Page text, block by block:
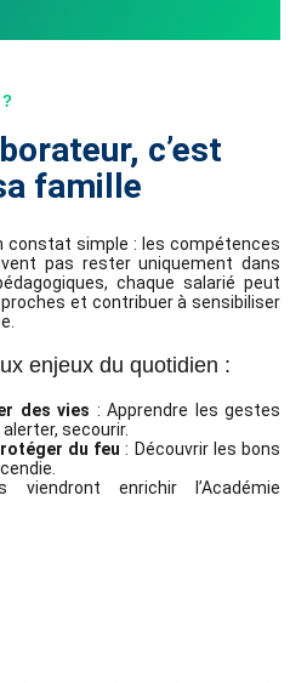
c’est
famille
constat simple : les compétences
pas rester uniquement dans
chaque salarié peut
et contribuer à sensibiliser
enjeux du quotidien :
des vies : Apprendre les gestes
secourir.
du feu : Découvrir les bons
viendront enrichir l’Académie